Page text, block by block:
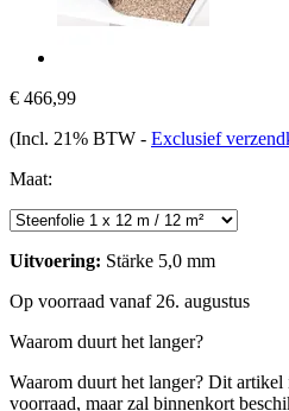
€ 466,99
(Incl. 21% BTW - Exclusief
Maat:
Uitvoering: Stärke 5,0 mm
Op voorraad vanaf 26. augustus
Waarom duurt het langer?
Waarom duurt het langer? Dit artikel
voorraad, maar zal binnenkort